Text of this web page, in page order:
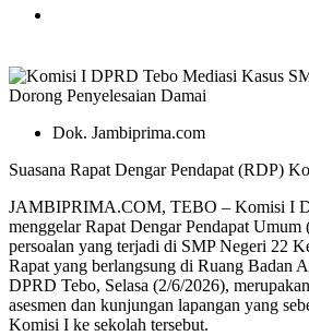
Dok. Jambiprima.com
Suasana Rapat Dengar Pendapat (RDP)
JAMBIPRIMA.COM, TEBO – Komisi I
menggelar Rapat Dengar Pendapat
persoalan yang terjadi di SMP Negeri 22
Rapat yang berlangsung di Ruang Badan
DPRD Tebo, Selasa (2/6/2026),
asesmen dan kunjungan lapangan yang
Komisi I ke sekolah tersebut.